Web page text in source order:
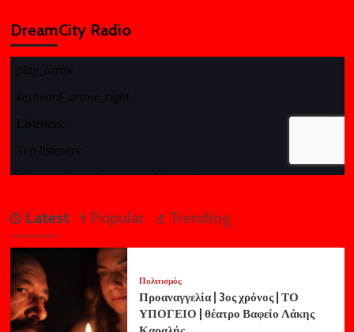
DreamCity Radio
Latest Popular Trending
Πολιτισμός
Προαναγγελία | 3ος χρόνος | ΤΟ
ΥΠΟΓΕΙΟ | θέατρο Βαφείο Λάκης